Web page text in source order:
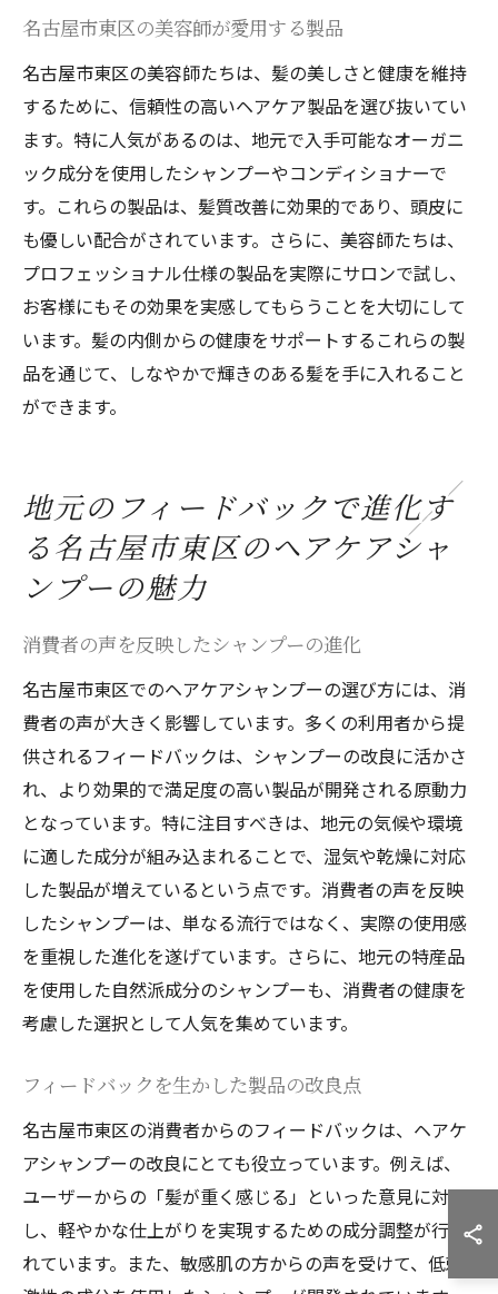
名古屋市東区の美容師が愛用する製品
名古屋市東区の美容師たちは、髪の美しさと健康を維持
するために、信頼性の高いヘアケア製品を選び抜いてい
ます。特に人気があるのは、地元で入手可能なオーガニ
ック成分を使用したシャンプーやコンディショナーで
す。これらの製品は、髪質改善に効果的であり、頭皮に
も優しい配合がされています。さらに、美容師たちは、
プロフェッショナル仕様の製品を実際にサロンで試し、
お客様にもその効果を実感してもらうことを大切にして
います。髪の内側からの健康をサポートするこれらの製
品を通じて、しなやかで輝きのある髪を手に入れること
ができます。
地元のフィードバックで進化す
る名古屋市東区のヘアケアシャ
ンプーの魅力
消費者の声を反映したシャンプーの進化
名古屋市東区でのヘアケアシャンプーの選び方には、消
費者の声が大きく影響しています。多くの利用者から提
供されるフィードバックは、シャンプーの改良に活かさ
れ、より効果的で満足度の高い製品が開発される原動力
となっています。特に注目すべきは、地元の気候や環境
に適した成分が組み込まれることで、湿気や乾燥に対応
した製品が増えているという点です。消費者の声を反映
したシャンプーは、単なる流行ではなく、実際の使用感
を重視した進化を遂げています。さらに、地元の特産品
を使用した自然派成分のシャンプーも、消費者の健康を
考慮した選択として人気を集めています。
フィードバックを生かした製品の改良点
名古屋市東区の消費者からのフィードバックは、ヘアケ
アシャンプーの改良にとても役立っています。例えば、
ユーザーからの「髪が重く感じる」といった意見に対
し、軽やかな仕上がりを実現するための成分調整が行わ
れています。また、敏感肌の方からの声を受けて、低刺